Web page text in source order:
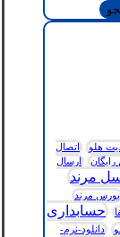
هلو
اتصال
ارسال
مرند
بورس مرند
حسابداری
دانلود-نرم-